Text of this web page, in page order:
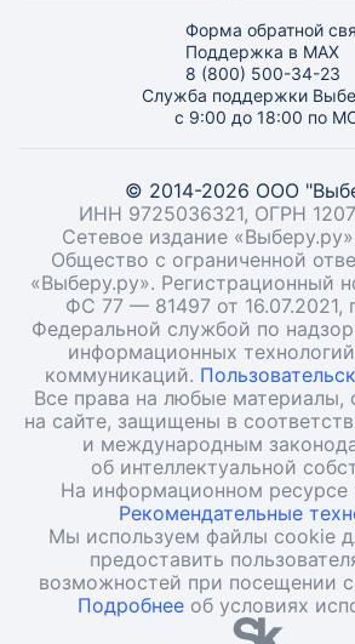
Форма обратной
Поддержка в MAX
8 (800) 500-34-23
Служба поддержки
с 9:00 до 18:00 по
© 2014-2026 ООО
ИНН 9725036321, ОГРН
Сетевое издание
Общество с ограниченной
«Выберу.ру».
ФС 77 — 81497 от 16.07.2021,
Федеральной службой по
информационных
коммуникаций.
Все права на любые материалы,
на сайте, защищены в
и международным
об интеллектуальной
На информационном ресурсе
Рекомендательные
Мы используем файлы cookie
предоставить
возможностей при посещении
Подробнее об условиях